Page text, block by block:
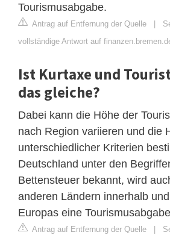
Tourismusabgabe.
Antrag auf Entfernung der Quelle |
vollständige Antwort auf
Ist Kurtaxe und
das gleiche?
Dabei kann die Höhe der
nach Region variieren und die
unterschiedlicher Kriterien
Deutschland unter den
Bettensteuer bekannt, wird
anderen Ländern innerhalb
Europas eine
Antrag auf Entfernung der Quelle |